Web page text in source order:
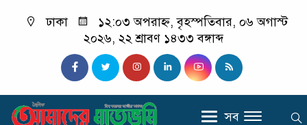
ঢাকা
১২:০৩ অপরাহ্ন, বৃহস্পতিবার, ০৬ অগাস্ট
২০২৬, ২২ শ্রাবণ ১৪৩৩ বঙ্গাব্দ
সব